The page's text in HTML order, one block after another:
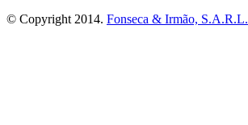
© Copyright 2014. Fonseca & Irmão, S.A.R.L.